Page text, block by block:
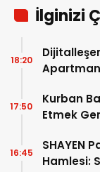
İlginizi
Kurban
SHAYEN